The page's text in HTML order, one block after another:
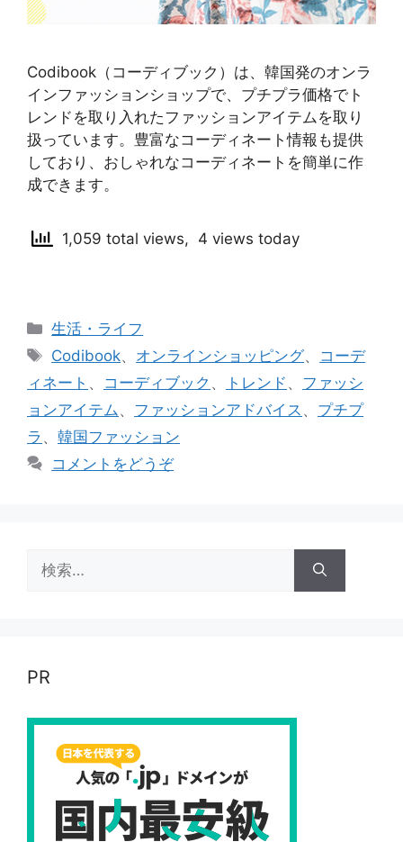
Codibook（コーディブック）は、韓国発のオンラ
インファッションショップで、プチプラ価格でト
レンドを取り入れたファッションアイテムを取り
扱っています。豊富なコーディネート情報も提供
しており、おしゃれなコーディネートを簡単に作
成できます。
1,059 total views, 4 views today
カ
テ
リ
ー
生活・ライフ
タ
Codibook、 オンラインショッピング、 コーデ
ィネート 、 コーディブック 、 トレンド 、 ファッシ
ョンアイテム 、 ファッションアドバイス 、 プチプ
ラ 、 韓国ファッション
コメントをどうぞ
索:
PR